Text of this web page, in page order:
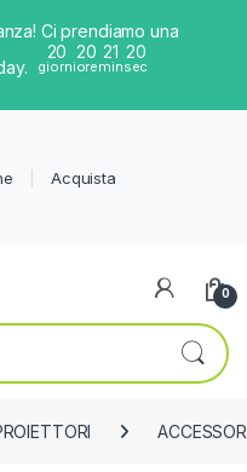
Ci prendiamo una
20
giorni
20
ore
21
min
20
sec
Acquista
0